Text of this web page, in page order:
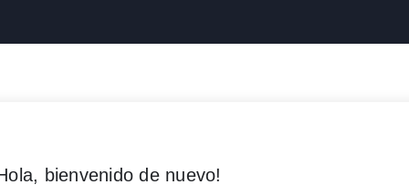
bienvenido de nuevo!